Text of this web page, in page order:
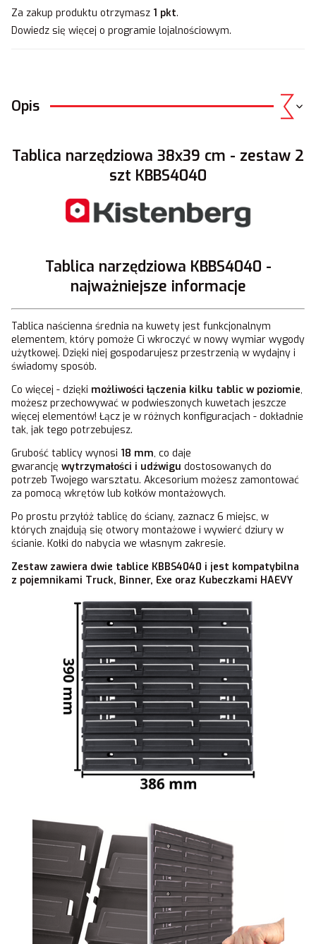
Za zakup produktu otrzymasz 1 pkt.
Dowiedz się więcej o programie lojalnościowym.
Opis
Tablica narzędziowa 38x39 cm - zestaw 2
szt KBBS4040
Tablica narzędziowa KBBS4040 -
najważniejsze informacje
Tablica naścienna średnia na kuwety jest funkcjonalnym
elementem, który pomoże Ci wkroczyć w nowy wymiar wygody
użytkowej. Dzięki niej gospodarujesz przestrzenią w wydajny i
świadomy sposób.
Co więcej - dzięki możliwości łączenia kilku tablic w poziomie,
możesz przechowywać w podwieszonych kuwetach jeszcze
więcej elementów! Łącz je w różnych konfiguracjach - dokładnie
tak, jak tego potrzebujesz.
Grubość tablicy wynosi 18 mm, co daje
gwarancję wytrzymałości i udźwigu dostosowanych do
potrzeb Twojego warsztatu. Akcesorium możesz zamontować
za pomocą wkrętów lub kołków montażowych.
Po prostu przyłóż tablicę do ściany, zaznacz 6 miejsc, w
których znajdują się otwory montażowe i wywierć dziury w
ścianie. Kołki do nabycia we własnym zakresie.
Zestaw zawiera dwie tablice KBBS4040 i jest kompatybilna
z pojemnikami Truck, Binner, Exe oraz Kubeczkami HAEVY